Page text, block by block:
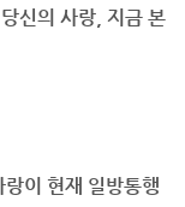
당신의 사랑, 지금 본
이 현재 일방통행